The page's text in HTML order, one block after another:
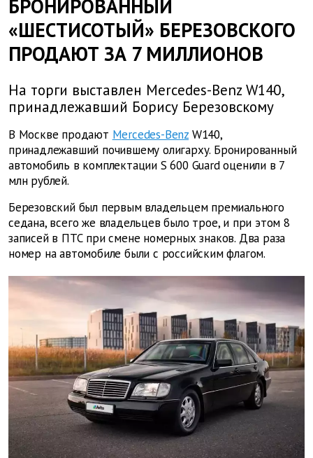
БРОНИРОВАННЫЙ
«ШЕСТИСОТЫЙ» БЕРЕЗОВСКОГО
ПРОДАЮТ ЗА 7 МИЛЛИОНОВ
На торги выставлен Mercedes-Benz W140,
принадлежавший Борису Березовскому
В Москве продают Mercedes-Benz W140,
принадлежавший почившему олигарху. Бронированный
автомобиль в комплектации S 600 Guard оценили в 7
млн рублей.
Березовский был первым владельцем премиального
седана, всего же владельцев было трое, и при этом 8
записей в ПТС при смене номерных знаков. Два раза
номер на автомобиле были с российским флагом.